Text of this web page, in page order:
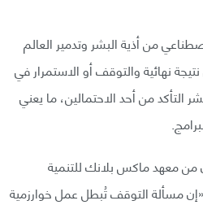
من أذية البشر وتدمير العالم
نهائية والتوقف أو الاستمرار في
التأكد من أحد الاحتمالين، ما يعني
من معهد ماكس بلانك للتنمية
في ألمانيا سنة 2021: «إن مسألة التوقف تُبطل عمل خوارزمية